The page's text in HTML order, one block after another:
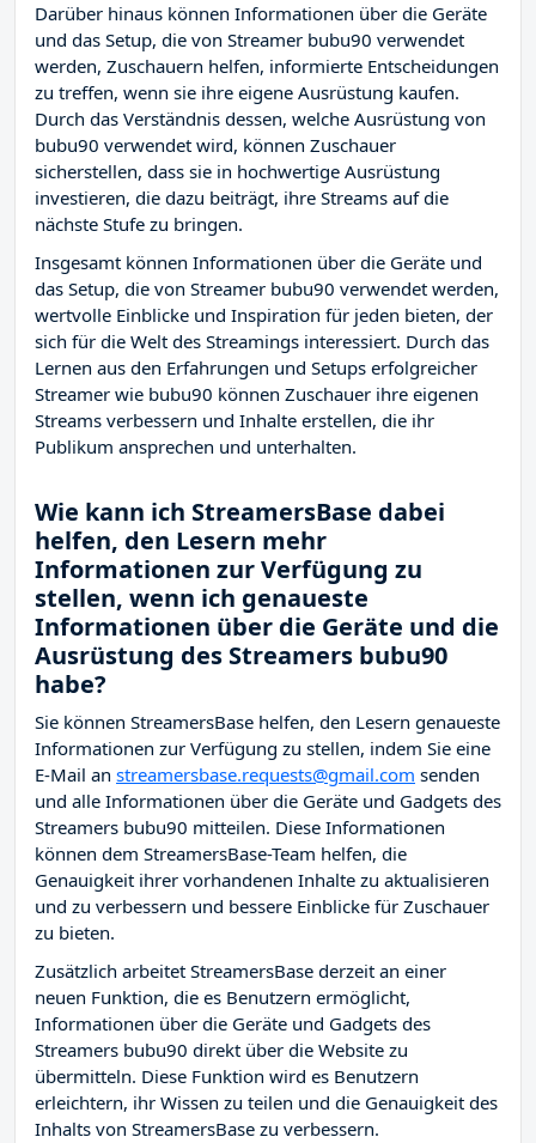
Darüber hinaus können Informationen über die Geräte
und das Setup, die von Streamer bubu90 verwendet
werden, Zuschauern helfen, informierte Entscheidungen
zu treffen, wenn sie ihre eigene Ausrüstung kaufen.
Durch das Verständnis dessen, welche Ausrüstung von
bubu90 verwendet wird, können Zuschauer
sicherstellen, dass sie in hochwertige Ausrüstung
investieren, die dazu beiträgt, ihre Streams auf die
nächste Stufe zu bringen.
Insgesamt können Informationen über die Geräte und
das Setup, die von Streamer bubu90 verwendet werden,
wertvolle Einblicke und Inspiration für jeden bieten, der
sich für die Welt des Streamings interessiert. Durch das
Lernen aus den Erfahrungen und Setups erfolgreicher
Streamer wie bubu90 können Zuschauer ihre eigenen
Streams verbessern und Inhalte erstellen, die ihr
Publikum ansprechen und unterhalten.
Wie kann ich StreamersBase dabei
helfen, den Lesern mehr
Informationen zur Verfügung zu
stellen, wenn ich genaueste
Informationen über die Geräte und die
Ausrüstung des Streamers bubu90
habe?
Sie können StreamersBase helfen, den Lesern genaueste
Informationen zur Verfügung zu stellen, indem Sie eine
E-Mail an streamersbase.requests@gmail.com senden
und alle Informationen über die Geräte und Gadgets des
Streamers bubu90 mitteilen. Diese Informationen
können dem StreamersBase-Team helfen, die
Genauigkeit ihrer vorhandenen Inhalte zu aktualisieren
und zu verbessern und bessere Einblicke für Zuschauer
zu bieten.
Zusätzlich arbeitet StreamersBase derzeit an einer
neuen Funktion, die es Benutzern ermöglicht,
Informationen über die Geräte und Gadgets des
Streamers bubu90 direkt über die Website zu
übermitteln. Diese Funktion wird es Benutzern
erleichtern, ihr Wissen zu teilen und die Genauigkeit des
Inhalts von StreamersBase zu verbessern.